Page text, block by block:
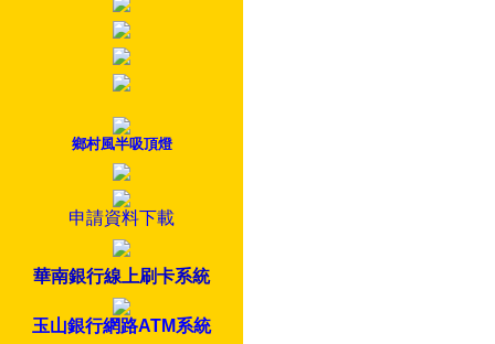
鄉村風半吸頂燈
申請資料下載
華南銀行線上刷卡系統
玉山銀行網路ATM系統